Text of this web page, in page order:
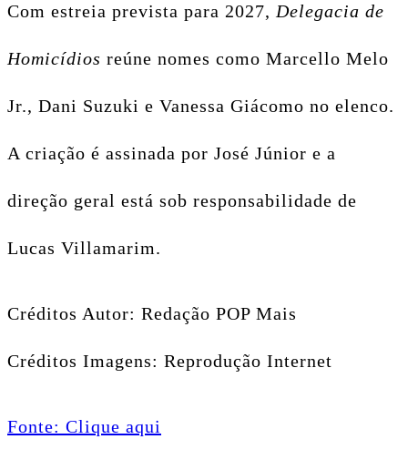
Com estreia prevista para 2027, Delegacia de
Homicídios reúne nomes como Marcello Melo
Jr., Dani Suzuki e Vanessa Giácomo no elenco.
A criação é assinada por José Júnior e a
direção geral está sob responsabilidade de
Lucas Villamarim.
Créditos Autor: Redação POP Mais
Créditos Imagens: Reprodução Internet
Fonte: Clique aqui